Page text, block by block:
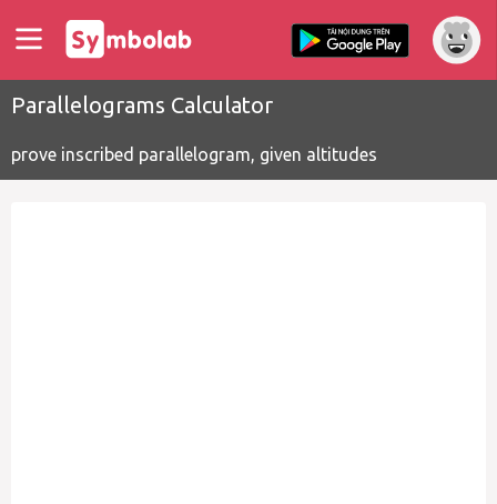
Parallelograms Calculator
prove inscribed parallelogram, given altitudes